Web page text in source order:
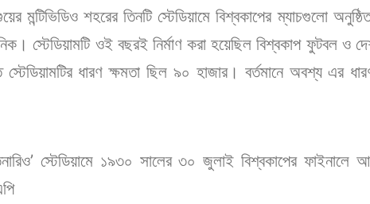
মন্টিভিডিও শহরের তিনটি স্টেডিয়ামে বিশ্বকাপের ম্যাচগুলো
স্টেডিয়ামটি ওই বছরই নির্মাণ করা হয়েছিল বিশ্বকাপ ফুটবল ও
স্টেডিয়ামটির ধারণ ক্ষমতা ছিল ৯০ হাজার। বর্তমানে অবশ্য এর
স্টেডিয়ামে ১৯৩০ সালের ৩০ জুলাই বিশ্বকাপের ফাইনালে